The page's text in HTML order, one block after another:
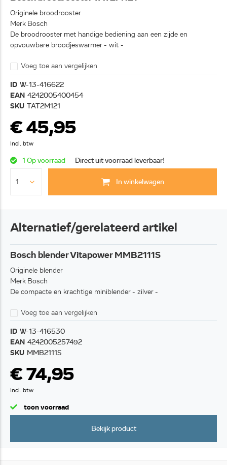
Originele broodrooster
Merk Bosch
De broodrooster met handige bediening aan een zijde en
opvouwbare broodjeswarmer - wit -
Voeg toe aan vergelijken
ID W-13-416622
EAN 4242005400454
SKU TAT2M121
€ 45,95
Incl. btw
1 Op voorraad Direct uit voorraad leverbaar!
In winkelwagen
Alternatief/gerelateerd artikel
Bosch blender Vitapower MMB2111S
Originele blender
Merk Bosch
De compacte en krachtige miniblender - zilver -
Voeg toe aan vergelijken
ID W-13-416530
EAN 4242005257492
SKU MMB2111S
€ 74,95
Incl. btw
toon voorraad
Bekijk product